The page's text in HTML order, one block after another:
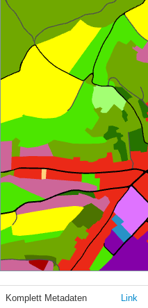
Komplett Metadaten Link